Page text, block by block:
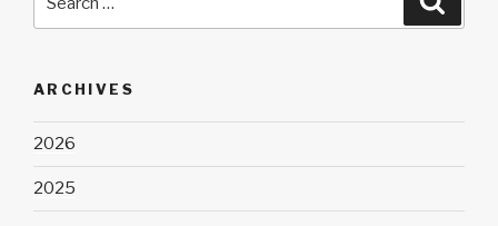
ARCHIVES
2026
2025